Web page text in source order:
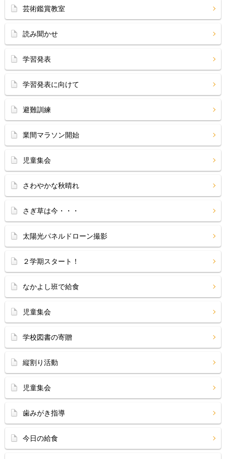
芸術鑑賞教室
読み聞かせ
学習発表
学習発表に向けて
避難訓練
業間マラソン開始
児童集会
さわやかな秋晴れ
さぎ草は今・・・
太陽光パネルドローン撮影
２学期スタート！
なかよし班で給食
児童集会
学校図書の寄贈
縦割り活動
児童集会
歯みがき指導
今日の給食